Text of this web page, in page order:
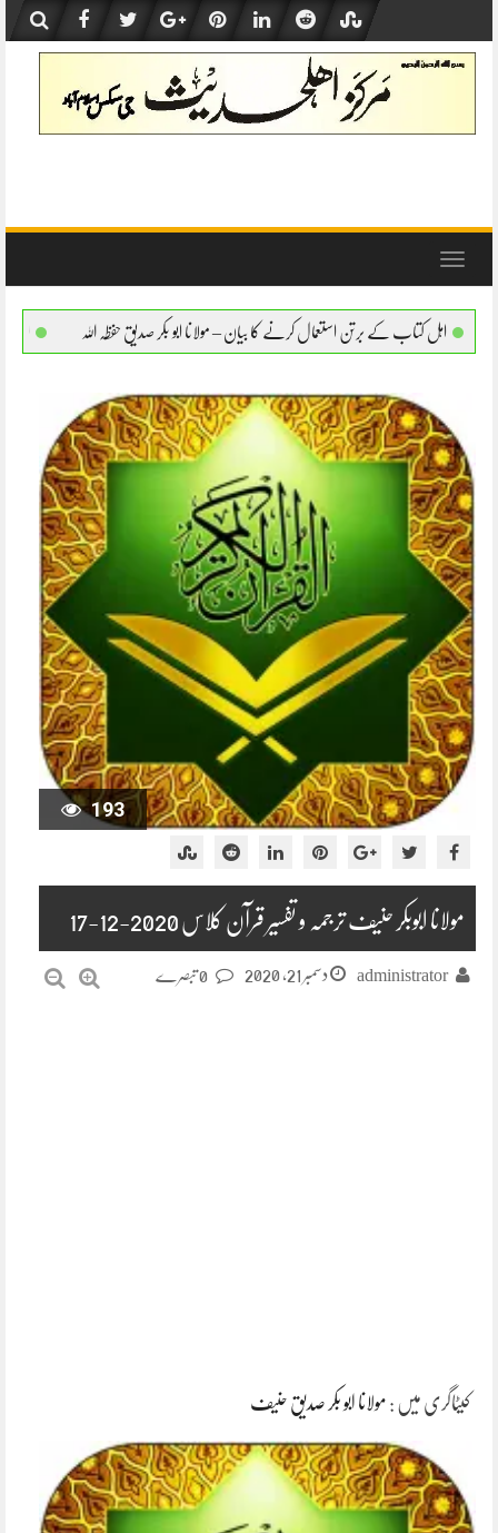
content
Toggle
کرنے کا بیان – مولانا ابو بکر صدیق حفظہ اللہ اہل کتاب کے برتن استعمال کرنے کا
193
مولانا ابوبکر حنیف ترجمہ و تفسیر قرآن کلاس 2020-12-17
administrator دسمبر 21, 2020
کیٹاگری میں : مولانا ابو بکر صدیق حنیف